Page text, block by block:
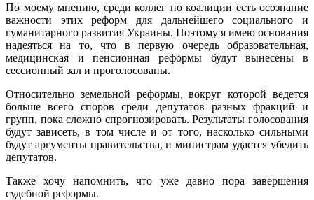
По моему мнению, среди коллег по коалиции есть осознание
важности этих реформ для дальнейшего социального и
гуманитарного развития Украины. Поэтому я имею основания
надеяться на то, что в первую очередь образовательная,
медицинская и пенсионная реформы будут вынесены в
сессионный зал и проголосованы.
Относительно земельной реформы, вокруг которой ведется
больше всего споров среди депутатов разных фракций и
групп, пока сложно спрогнозировать. Результаты голосования
будут зависеть, в том числе и от того, насколько сильными
будут аргументы правительства, и министрам удастся убедить
депутатов.
Также хочу напомнить, что уже давно пора завершения
судебной реформы.